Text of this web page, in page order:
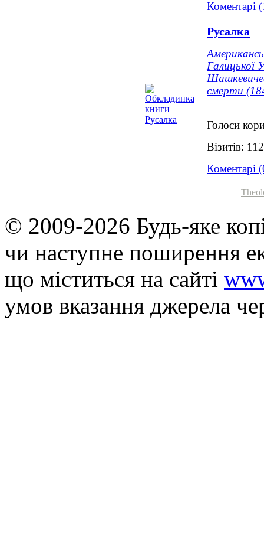
Коментарі
Русалка
Галицької
смерти
Голоси
Візитів:
Коментарі
© 2009-2026 Будь-яке
чи наступне поширення
що мiститься на сайті
умов вказання джерела